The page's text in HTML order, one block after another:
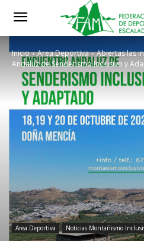
Inicio Area Deportiva
Abiertas las
Andaluz de Senderismo Inclusivo y
Area Deportiva Noticias Montañismo